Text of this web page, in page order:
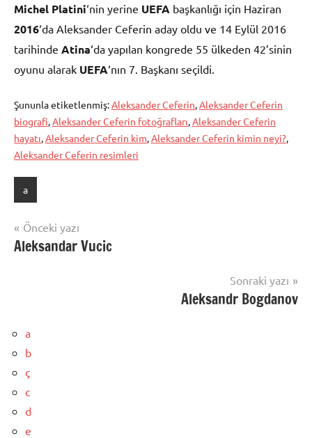
Michel Platini‘nin yerine UEFA başkanlığı için Haziran
2016‘da Aleksander Ceferin aday oldu ve 14 Eylül 2016
tarihinde Atina‘da yapılan kongrede 55 ülkeden 42’sinin
oyunu alarak UEFA‘nın 7. Başkanı seçildi.
Şununla etiketlenmiş:Aleksander Ceferin,Aleksander Ceferin
biografi,Aleksander Ceferin fotoğrafları,Aleksander Ceferin
hayatı,Aleksander Ceferin kim,Aleksander Ceferin kimin neyi?,
Aleksander Ceferin resimleri
a
Yazı
gezinmesi
Önceki yazı
Aleksandar Vucic
Sonraki yazı
Aleksandr Bogdanov
a
b
ç
c
d
e